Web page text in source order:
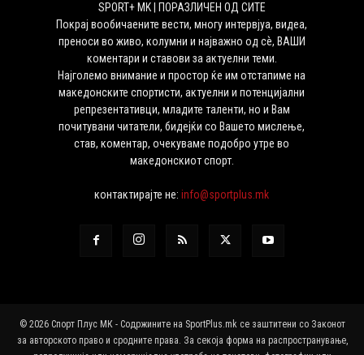
SPORT+ MK | ПОРАЗЛИЧЕН ОД СИТЕ
Покрај вообичаените вести, многу интервјуа, видеа,
преноси во живо, колумни и најважно од сѐ, ВАШИ
коментари и ставови за актуелни теми.
Најголемо внимание и простор ќе им отстапиме на
македонските спортисти, актуелни и потенцијални
репрезентативци, младите таленти, но и Вам
почитувани читатели, бидејќи со Вашето мислење,
став, коментар, очекуваме подобро утре во
македонскиот спорт.
контактирајте не:info@sportplus.mk
© 2026 Спорт Плус МК - Содржините на SportPlus.mk се заштитени со Законот
за авторското право и сродните права. За секоја форма на распространување,